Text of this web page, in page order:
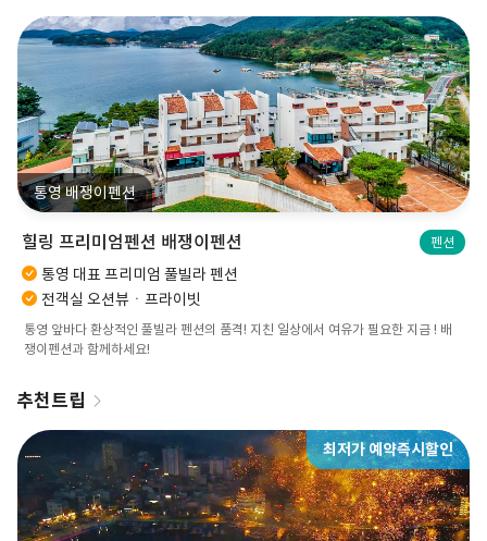
통영 배쟁이펜션
힐링 프리미엄펜션 배쟁이펜션 펜션
통영 대표 프리미엄 풀빌라 펜션
전객실 오션뷰ㆍ프라이빗
통영 앞바다 환상적인 풀빌라 펜션의 품격! 지친 일상에서 여유가 필요한 지금 ! 배
쟁이펜션과 함께하세요!
추천트립
최저가 예약즉시할인